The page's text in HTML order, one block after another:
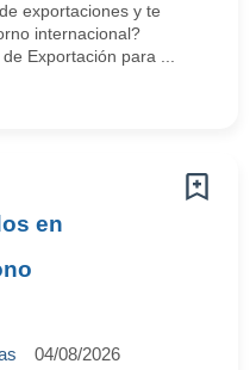
exportaciones y te
internacional?
Exportación para ...
en
04/08/2026